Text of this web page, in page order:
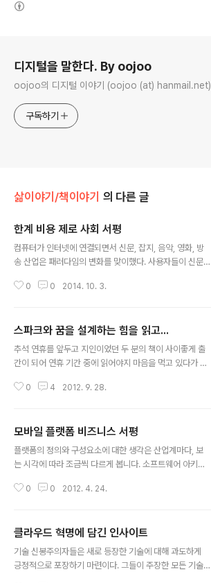
디지털을 말한다. By oojoo
oojoo의 디지털 이야기 (oojoo (at) hanmail.net)
구독하기
삶이야기/책이야기 의 다른 글
한계 비용 제로 사회 서평
컴퓨터가 인터넷에 연결되면서 신문, 잡지, 음악, 영화, 방
송 산업은 패러다임의 변화를 맞이했다. 사용자들이 신문
비하는 체험을 하기 시작하면서 미디어 산업의 참여자들을
어낸 것은 다름 아닌 웹 플랫폼이다. 이후 스마트폰의 등장
은 모바일 플랫폼의 시대를 개막시켰고 웹이 가져다 준 변
화보다 더 큰 변화의 물결을 만들고 있다. 신체의 일부가 되
계로 순간이동할 수 있도록 해주었고 이로 인해 현실계 속
0 0 2014. 10. 3.
스파크와 꿈을 설계하는 힘을 읽고...
추석 연휴를 앞두고 지인이었던 두 분의 책이 사이좋게 출
간이 되어 연휴 기간 중에 읽어야지 마음을 먹고 있다가 하
미로운 내용이었습니다. 두 책 모두 저자의 생생한 경험을
년대 PC와 인터넷이라는 IT 기술을 기반으로 이후 스마트
폰과 SNS의 혁신 속에서 쌓아진 것이라 급변하는 기술의
진화 속에서 어떻게 이것을 수용하고 성장해왔는지 들여다
h5 의 스파크 (from 생각정원)과 김현유 http://twitter.c
0 4 2012. 9. 28.
모바일 플랫폼 비즈니스 서평
플랫폼의 정의와 구성요소에 대한 생각은 산업계마다, 보
는 시각에 따라 조금씩 다르게 봅니다. 소프트웨어 아키텍
을 가진 기술문화연구소의 류한석소장이 집필한 '모바일
하드웨어, 소프트웨어, 네트워크로 구성된 시스템으로 정
의했고, 구성요소의 진화에 따라 WWW, 모바일, 스마트패
드(태블릿), 스마트TV로 나누었습니다. 또한, 그러한 IT 플
0 0 2012. 4. 24.
클라우드 혁명에 담긴 인사이트
기술 신봉주의자들은 새로 등장한 기술에 대해 과도하게
긍정적으로 포장하기 마련이다. 그들이 주장한 모든 기술